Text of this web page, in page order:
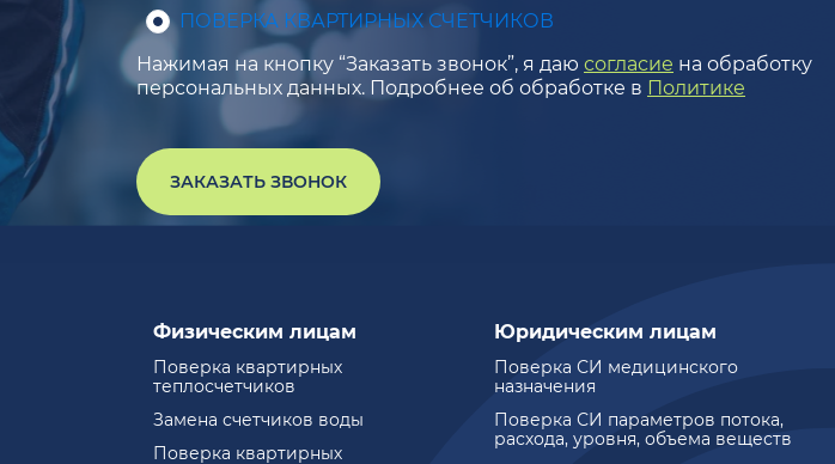
ПОВЕРКА КВАРТИРНЫХ СЧЕТЧИКОВ
Нажимая на кнопку “Заказать звонок”, я даю согласие на обработку
персональных данных. Подробнее об обработке в Политике
ЗАКАЗАТЬ ЗВОНОК
Физическим лицам
Поверка квартирных
теплосчетчиков
Замена счетчиков воды
Поверка квартирных
Юридическим лицам
Поверка СИ медицинского
назначения
Поверка СИ параметров потока,
расхода, уровня, объема веществ